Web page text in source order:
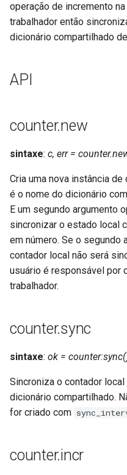
cache-purge
cgi
concat
cookie-flag
cookie-limit
coolkit
doh
dynamic-etag
operação de incremento
trabalhador então
dicionário compartilhado
API
counter.new
sintaxe: c, err =
Cria uma nova instância
é o nome do dicionário
E um segundo argumento
sincronizar o estado local
em número. Se o segundo
contador local não será
usuário é responsável por
trabalhador.
counter.sync
sintaxe: ok =
Sincroniza o contador
dicionário compartilhado.
for criado com
counter.incr